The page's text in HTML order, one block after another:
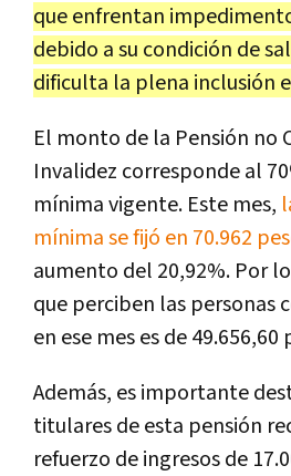
que enfrentan
debido a su condición de
dificulta la plena inclusión
El monto de la Pensión no
Invalidez corresponde al
mínima vigente. Este mes,
mínima se fijó en 70.962
aumento del 20,92%. Por
que perciben las personas
en ese mes es de 49.656,60
Además, es importante
titulares de esta pensión
refuerzo de ingresos de